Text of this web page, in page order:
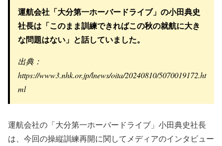
運航会社「大分第一ホーバードライブ」の小田典史
社長は「このまま訓練できればこの秋の就航に大き
な問題はない 」と話していました。
出典：
https://www3.nhk.or.jp/lnews/oita/20240810/5070019172.ht
ml
運航会社の「大分第一ホーバードライブ」小田典史社長
は、今回の操縦訓練再開に関してメディアのインタビュー